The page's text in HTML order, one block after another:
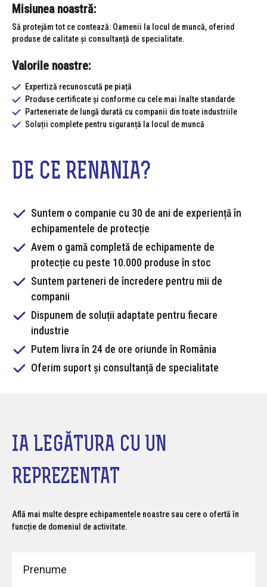
Misiunea noastră:
Să protejăm tot ce contează: Oamenii la locul de muncă, oferind
produse de calitate și consultanță de specialitate.
Valorile noastre:
Expertiză recunoscută pe piață
Produse certificate și conforme cu cele mai înalte standarde
Parteneriate de lungă durată cu companii din toate industriile
Soluții complete pentru siguranță la locul de muncă
DE CE RENANIA?
Suntem o companie cu 30 de ani de experiență în
echipamentele de protecție
Avem o gamă completă de echipamente de
protecție cu peste 10.000 produse în stoc
Suntem parteneri de încredere pentru mii de
companii
Dispunem de soluții adaptate pentru fiecare
industrie
Putem livra în 24 de ore oriunde în România
Oferim suport și consultanță de specialitate
IA LEGĂTURA CU UN
REPREZENTAT
Află mai multe despre echipamentele noastre sau cere o ofertă în
funcție de domeniul de activitate.